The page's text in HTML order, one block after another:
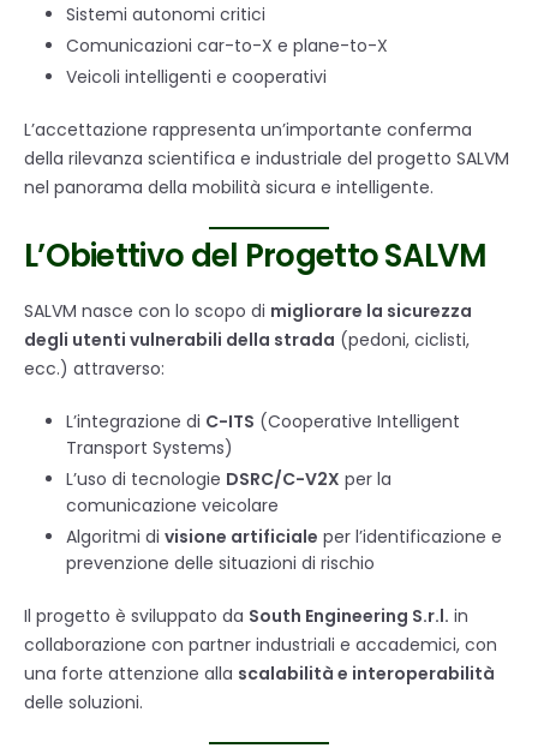
Sistemi autonomi critici
Comunicazioni car-to-X e plane-to-X
Veicoli intelligenti e cooperativi
L’accettazione rappresenta un’importante conferma
della rilevanza scientifica e industriale del progetto SALVM
nel panorama della mobilità sicura e intelligente.
L’Obiettivo del Progetto SALVM
SALVM nasce con lo scopo di migliorare la sicurezza
degli utenti vulnerabili della strada (pedoni, ciclisti,
ecc.) attraverso:
L’integrazione di C-ITS (Cooperative Intelligent
Transport Systems)
L’uso di tecnologie DSRC/C-V2X per la
comunicazione veicolare
Algoritmi di visione artificiale per l’identificazione e
prevenzione delle situazioni di rischio
Il progetto è sviluppato da South Engineering S.r.l. in
collaborazione con partner industriali e accademici, con
una forte attenzione alla scalabilità e interoperabilità
delle soluzioni.